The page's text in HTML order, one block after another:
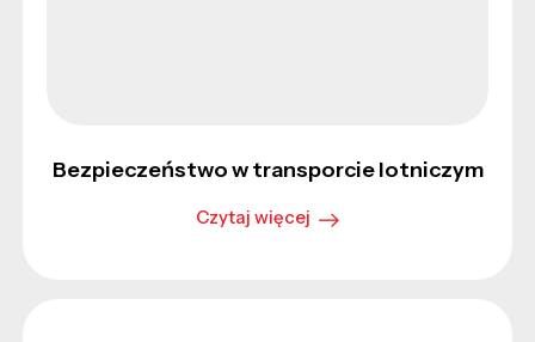
Bezpieczeństwo w transporcie lotniczym
Czytaj więcej